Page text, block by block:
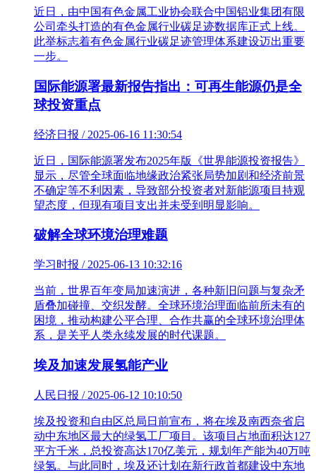
近日，由中国有色金属工业协会联合中国铝业集团有限
公司牵头打造的有色金属行业碳足迹数据库正式上线。
此举标志着有色金属行业碳足迹管理体系建设迈出重要
一步。
国际能源署最新报告指出：可再生能源仍是全
球投资重点
经济日报 / 2025-06-16 11:30:54
近日，国际能源署发布2025年版《世界能源投资报告》
显示，尽管全球面临地缘政治紧张局势加剧和经济前景
不确定等不利因素，导致部分投资者对新能源项目持观
望态度，但现有项目支出并未受到明显影响。
破解全球环境治理难题
学习时报 / 2025-06-13 10:32:16
当前，世界百年变局加速演进，各种新旧问题与复杂矛
盾叠加碰撞、交织发酵。全球环境治理面临前所未有的
困境，推动构建公平合理、合作共赢的全球环境治理体
系，是关乎人类永续发展的时代课题。
埃及加速发展氢能产业
人民日报 / 2025-06-12 10:10:50
埃及投资和自由区总局日前宣布，将在埃及南西奈省启
动中东地区最大的绿氢工厂项目。该项目占地面积达127
平方千米，总投资高达170亿美元，规划年产能为40万吨
绿氢。与此同时，埃及还计划在新行政首都建设中东地